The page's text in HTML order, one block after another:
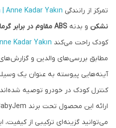
تمرکز از رانندگی Anne Kadar Yakın
نشکن و بدنه ABS مقاوم در برابر گرما و ضربه
کودک راحت می‌کند Kadar Yakın
مطابق بررسی‌های والدین و
آینه‌هایی پیوسته به عنوان یک
کنترل کودک در خودرو توصیه شده‌اند
ارائه این محصول تحت برند BabyJem در فروشگاه
می‌توانید گزینه‌ای ترکیبی از کیفیت،